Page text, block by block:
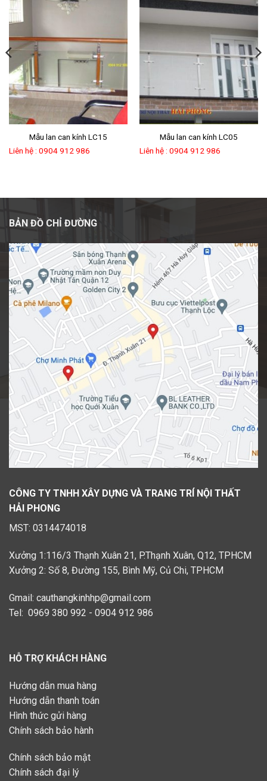
Mẫu lan can kính LC15
Liên hệ : 0904 912 986
Mẫu lan can kính LC05
Liên hệ : 0904 912 986
BẢN ĐỒ CHỈ ĐƯỜNG
CÔNG TY TNHH XÂY DỰNG VÀ TRANG TRÍ NỘI THẤT
HẢI PHONG
MST: 0314474018
Xưởng 1:116/3 Thạnh Xuân 21, P.Thạnh Xuân, Q12, TPHCM
Xưởng 2: Số 8, Đường 155, Bình Mỹ, Củ Chi, TPHCM
Gmail: cauthangkinhhp@gmail.com
Tel: 0969 380 992 - 0904 912 986
HỖ TRỢ KHÁCH HÀNG
Hướng dẫn mua hàng
Hướng dẫn thanh toán
Hình thức gửi hàng
Chính sách bảo hành
Chính sách bảo mật
Chính sách đại lý